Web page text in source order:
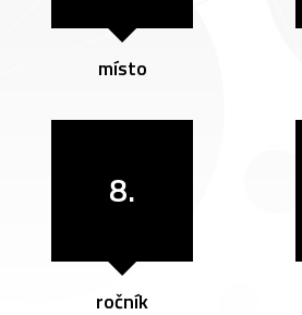
místo
8.
ročník